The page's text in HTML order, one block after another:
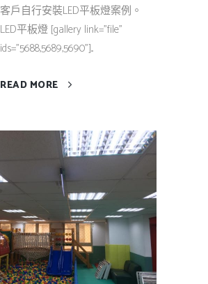
客戶自行安裝LED平板燈案例。
LED平板燈 [gallery link="file"
ids="5688,5689,5690"]...
READ MORE